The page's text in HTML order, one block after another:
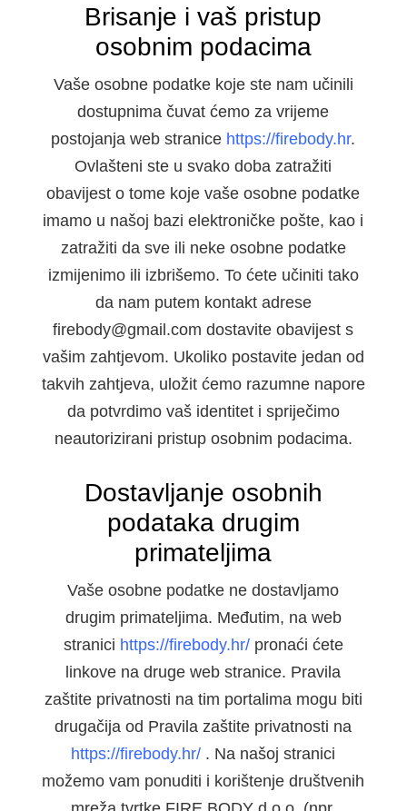
Brisanje i vaš pristup
osobnim podacima
Vaše osobne podatke koje ste nam učinili
dostupnima čuvat ćemo za vrijeme
postojanja web stranice https://firebody.hr.
Ovlašteni ste u svako doba zatražiti
obavijest o tome koje vaše osobne podatke
imamo u našoj bazi elektroničke pošte, kao i
zatražiti da sve ili neke osobne podatke
izmijenimo ili izbrišemo. To ćete učiniti tako
da nam putem kontakt adrese
firebody@gmail.com dostavite obavijest s
vašim zahtjevom. Ukoliko postavite jedan od
takvih zahtjeva, uložit ćemo razumne napore
da potvrdimo vaš identitet i spriječimo
neautorizirani pristup osobnim podacima.
Dostavljanje osobnih
podataka drugim
primateljima
Vaše osobne podatke ne dostavljamo
drugim primateljima. Međutim, na web
stranici https://firebody.hr/pronaći ćete
linkove na druge web stranice. Pravila
zaštite privatnosti na tim portalima mogu biti
drugačija od Pravila zaštite privatnosti na
https://firebody.hr/ . Na našoj stranici
možemo vam ponuditi i korištenje društvenih